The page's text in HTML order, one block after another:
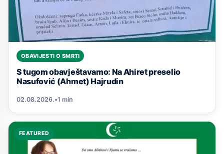
OBAVIJESTI O SMRTI
S tugom obavještavamo: Na Ahiret preselio
Nasufović (Ahmet) Hajrudin
02.08.2026.•1 min
FEATURED